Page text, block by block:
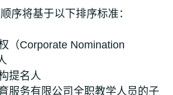
序将基于以下排序标准：
（Corporate Nomination
提名人
服务有限公司全职教学人员的子